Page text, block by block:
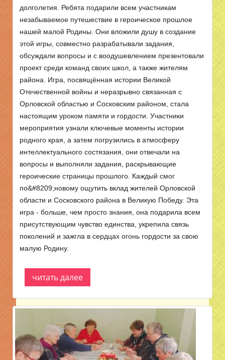
долголетия. Ребята подарили всем участникам
незабываемое путешествие в героическое прошлое
нашей малой Родины. Они вложили душу в создание
этой игры, совместно разрабатывали задания,
обсуждали вопросы и с воодушевлением презентовали
проект среди команд своих школ, а также жителям
района. Игра, посвящённая истории Великой
Отечественной войны и неразрывно связанная с
Орловской областью и Сосковским районом, стала
настоящим уроком памяти и гордости. Участники
мероприятия узнали ключевые моменты истории
родного края, а затем погрузились в атмосферу
интеллектуального состязания, они отвечали на
вопросы и выполняли задания, раскрывающие
героические страницы прошлого. Каждый смог
по&#8209;новому ощутить вклад жителей Орловской
области и Сосковского района в Великую Победу. Эта
игра - больше, чем просто знания, она подарила всем
присутствующим чувство единства, укрепила связь
поколений и зажгла в сердцах огонь гордости за свою
малую Родину.
читать далее